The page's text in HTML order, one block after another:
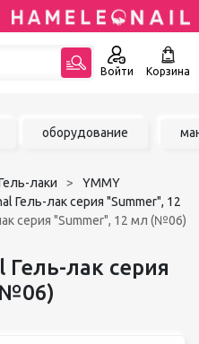
Войти Корзина
оборудование
лаки
YMMY
Гель-лак серия "Summer", 12
серия "Summer", 12 мл (№06)
лак серия